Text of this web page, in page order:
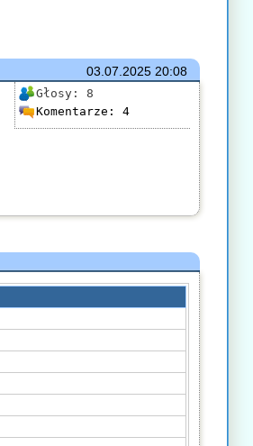
03.07.202520:08
Głosy: 8
Komentarze: 4